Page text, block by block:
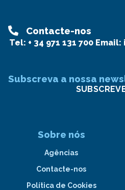
Contacte-nos
Tel: + 34 971 131 700 Email:
Subscreva a nossa
Sobre nós
Agências
Contacte-nos
Política de Cookies